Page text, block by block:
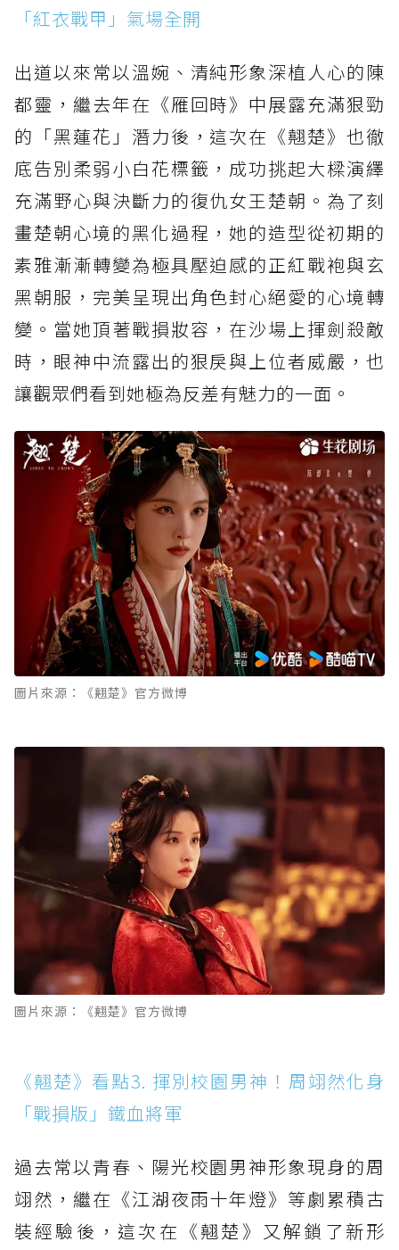
「紅衣戰甲」氣場全開
出道以來常以溫婉、清純形象深植人心的陳
都靈，繼去年在《雁回時》中展露充滿狠勁
的「黑蓮花」潛力後，這次在《翹楚》也徹
底告別柔弱小白花標籤，成功挑起大樑演繹
充滿野心與決斷力的復仇女王楚朝。為了刻
畫楚朝心境的黑化過程，她的造型從初期的
素雅漸漸轉變為極具壓迫感的正紅戰袍與玄
黑朝服，完美呈現出角色封心絕愛的心境轉
變。當她頂著戰損妝容，在沙場上揮劍殺敵
時，眼神中流露出的狠戾與上位者威嚴，也
讓觀眾們看到她極為反差有魅力的一面。
圖片來源：《翹楚》官方微博
圖片來源：《翹楚》官方微博
《翹楚》看點3. 揮別校園男神！周翊然化身
「戰損版」鐵血將軍
過去常以青春、陽光校園男神形象現身的周
翊然，繼在《江湖夜雨十年燈》等劇累積古
裝經驗後，這次在《翹楚》又解鎖了新形